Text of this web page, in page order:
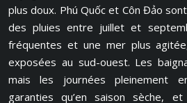
plus doux. Phú Quốc et Côn Đảo
des pluies entre juillet et
fréquentes et une mer plus
exposées au sud-ouest. Les
mais les journées pleinement
garanties qu’en saison sèche,